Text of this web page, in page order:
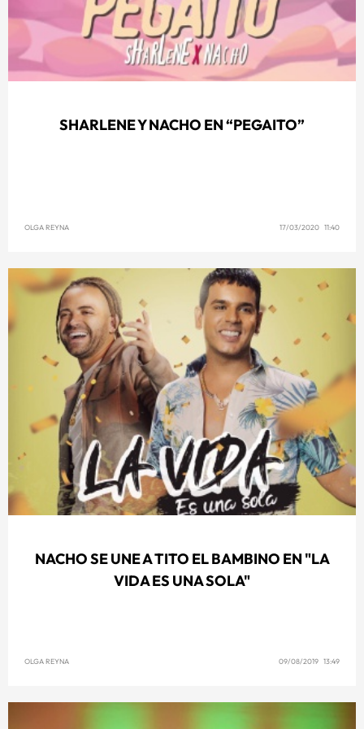
SHARLENE Y NACHO EN “PEGAITO”
OLGA REYNA 17/03/2020 11:40
NACHO SE UNE A TITO EL BAMBINO EN "LA
VIDA ES UNA SOLA"
OLGA REYNA 09/08/2019 13:49